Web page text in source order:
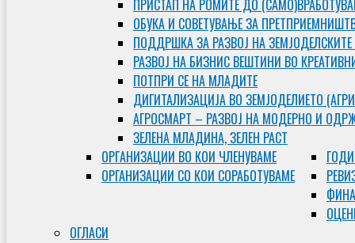
ПРИСТАП НА РОМИТЕ ДО
ОБУКА И СОВЕТУВАЊЕ ЗА
ПОДДРШКА ЗА РАЗВОЈ НА
РАЗВОЈ НА БИЗНИС ВЕШТИНИ ВО
ПОТПРИ СЕ НА МЛАДИТЕ
ДИГИТАЛИЗАЦИЈА ВО ЗЕМЈОДЕЛИЕТО
АГРОСМАРТ – РАЗВОЈ НА МОДЕРНО И
ЗЕЛЕНА МЛАДИНА, ЗЕЛЕН РАСТ
ОРГAНИЗАЦИИ ВО КОИ ЧЛЕНУВАМЕ
ОРГАНИЗАЦИИ СО КОИ СОРАБОТУВАМЕ
ОГЛАСИ